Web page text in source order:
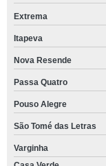
Extrema
Itapeva
Nova Resende
Passa Quatro
Pouso Alegre
São Tomé das Letras
Varginha